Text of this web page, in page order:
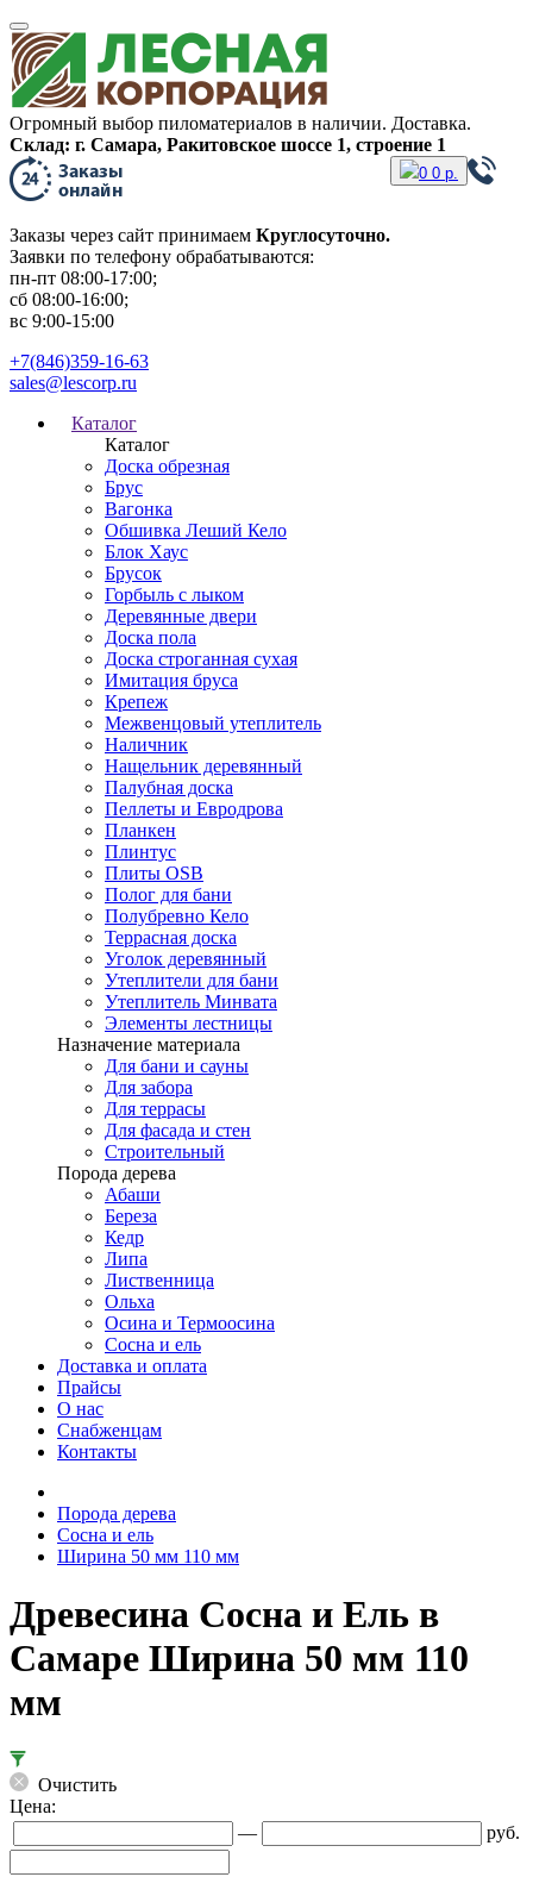
Огромный выбор пиломатериалов в наличии. Доставка.
Склад: г. Самара, Ракитовское шоссе 1, строение 1
Заказы через сайт принимаем Круглосуточно.
Заявки по телефону обрабатываются:
пн-пт 08:00-17:00;
сб 08:00-16:00;
вс 9:00-15:00
0 0 р.
+7(846)359-16-63
sales@lescorp.ru
Каталог
Каталог
Доска обрезная
Брус
Вагонка
Обшивка Леший Кело
Блок Хаус
Брусок
Горбыль с лыком
Деревянные двери
Доска пола
Доска строганная сухая
Имитация бруса
Крепеж
Межвенцовый утеплитель
Наличник
Нащельник деревянный
Палубная доска
Пеллеты и Евродрова
Планкен
Плинтус
Плиты OSB
Полог для бани
Полубревно Кело
Террасная доска
Уголок деревянный
Утеплители для бани
Утеплитель Минвата
Элементы лестницы
Назначение материала
Для бани и сауны
Для забора
Для террасы
Для фасада и стен
Строительный
Порода дерева
Абаши
Береза
Кедр
Липа
Лиственница
Ольха
Осина и Термоосина
Сосна и ель
Доставка и оплата
Прайсы
О нас
Снабженцам
Контакты
Порода дерева
Сосна и ель
Ширина 50 мм 110 мм
Древесина Сосна и Ель в
Самаре Ширина 50 мм 110
мм
Очистить
Цена:
—
руб.